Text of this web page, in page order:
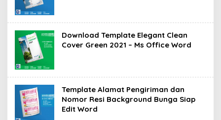
Download Template Elegant Clean
Cover Green 2021 – Ms Office Word
Template Alamat Pengiriman dan
Nomor Resi Background Bunga Siap
Edit Word